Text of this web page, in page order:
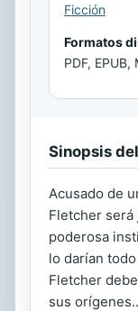
Ficción
Formatos
PDF, EPUB,
Sinopsis
Acusado de
Fletcher será
poderosa
lo darían
Fletcher
sus